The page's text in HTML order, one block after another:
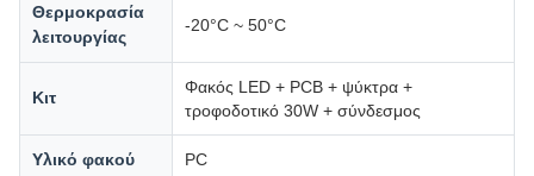
Θερμοκρασία
λειτουργίας
-20°C ~ 50°C
Κιτ
Φακός LED + PCB + ψύκτρα +
τροφοδοτικό 30W + σύνδεσμος
Υλικό φακού PC